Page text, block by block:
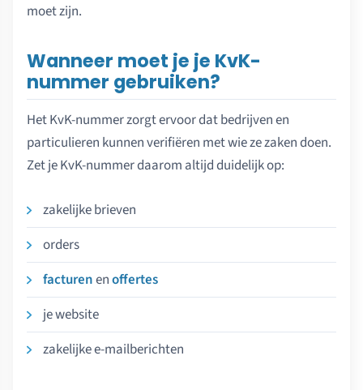
moet zijn.
Wanneer moet je je KvK-
nummer gebruiken?
Het KvK-nummer zorgt ervoor dat bedrijven en
particulieren kunnen verifiëren met wie ze zaken doen.
Zet je KvK-nummer daarom altijd duidelijk op:
zakelijke brieven
orders
facturenenoffertes
je website
zakelijke e-mailberichten